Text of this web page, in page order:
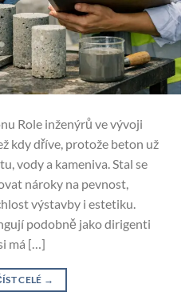
Role inženýrů ve vývoji
kdy dříve, protože beton už
vody a kameniva. Stal se
nároky na pevnost,
výstavby i estetiku.
podobně jako dirigenti
má […]
CELÉ →